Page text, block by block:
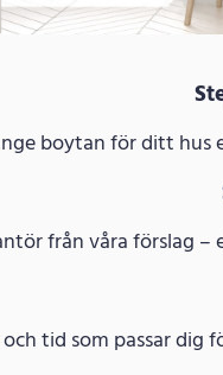
boytan för ditt hus
från våra förslag
tid som passar